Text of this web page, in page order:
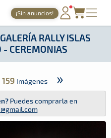
motor desde 1999
¡Sin anuncios!
PORTADA
TIEMPOS ONLINE
AGENDA
Galería Rally Islas
GALERÍA RALLY ISLAS
CEREMONIAS
159 Imágenes »
Puedes comprarla en